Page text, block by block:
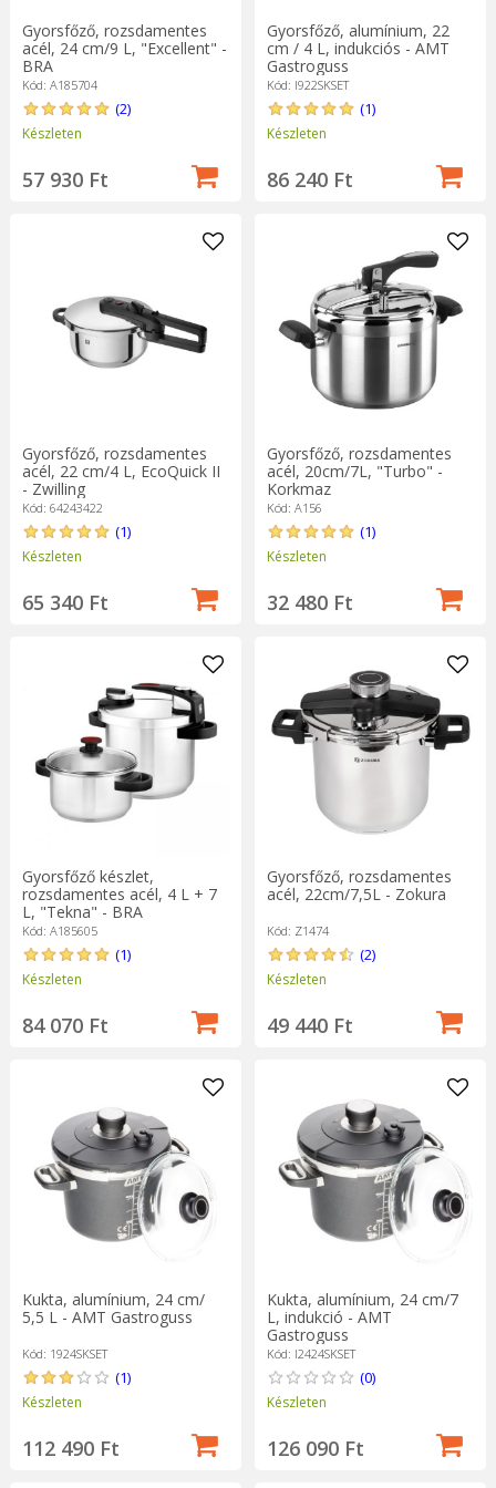
1,5-2 óra helyett 30 perc alatt nagyon puha steaket készíthet, a
burgonya 10 perc alatt megfő, és a legtöbb zöldségnek 5 perc
vagy kevesebb is kell ahhoz, hogy elérje az ideális állagot. Ennél
gyorsabb nem lesz!
Gyorsfőző, rozsdamentes
acél, 24 cm/9 L, "Excellent" -
BRA
Kód: A185704
(2)
Készleten
57 930 Ft
Gyorsfőző, alumínium, 22
cm / 4 L, indukciós - AMT
Gastroguss
Kód: I922SKSET
(1)
Készleten
86 240 Ft
Gyorsfőző, rozsdamentes
acél, 22 cm/4 L, EcoQuick II
- Zwilling
Kód: 64243422
(1)
Készleten
65 340 Ft
Gyorsfőző, rozsdamentes
acél, 20cm/7L, "Turbo" -
Korkmaz
Kód: A156
(1)
Készleten
32 480 Ft
Gyorsfőző készlet,
rozsdamentes acél, 4 L + 7
L, "Tekna" - BRA
Kód: A185605
(1)
Készleten
84 070 Ft
Gyorsfőző, rozsdamentes
acél, 22cm/7,5L - Zokura
Kód: Z1474
(2)
Készleten
49 440 Ft
Kukta, alumínium, 24 cm/
5,5 L - AMT Gastroguss
Kód: 1924SKSET
(1)
Készleten
112 490 Ft
Kukta, alumínium, 24 cm/7
L, indukció - AMT
Gastroguss
Kód: I2424SKSET
(0)
Készleten
126 090 Ft